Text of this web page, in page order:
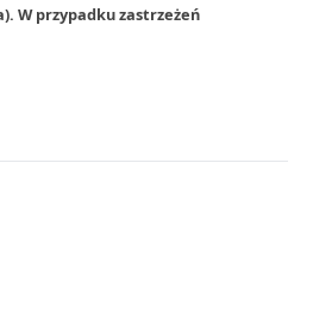
W przypadku zastrzeżeń